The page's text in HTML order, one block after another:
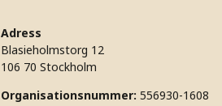
Adress
Blasieholmstorg 12
106 70 Stockholm
Organisationsnummer: 556930-1608